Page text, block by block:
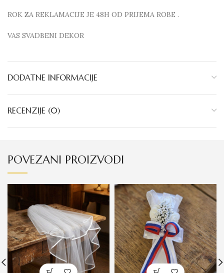
ROK ZA REKLAMACIJE JE 48H OD PRIJEMA ROBE .
VAS SVADBENI DEKOR
DODATNE INFORMACIJE
RECENZIJE (0)
POVEZANI PROIZVODI